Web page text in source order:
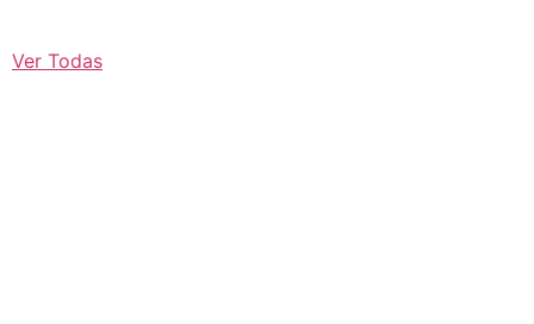
Ver Todas